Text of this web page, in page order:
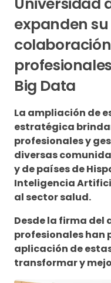
expanden
Big Data
La ampliación de
estratégica
profesionales y
diversas
y de países de
Inteligencia
al sector salud.
Desde la firma del
profesionales han
aplicación de
transformar y